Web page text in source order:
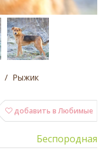
Рыжик
добавить в Любимые
Беспородная